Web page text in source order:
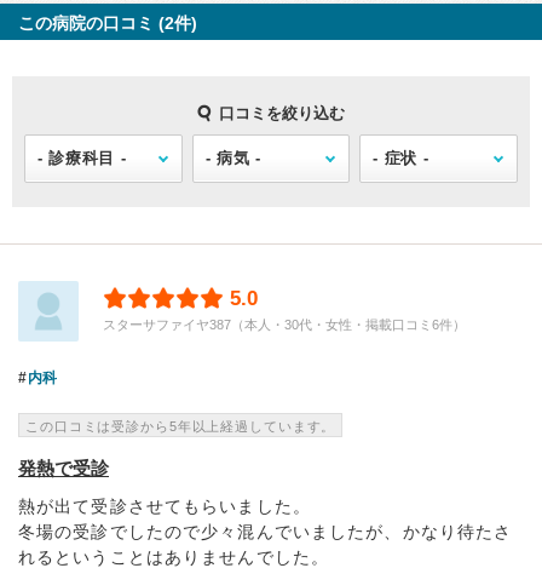
この病院の口コミ (2件)
口コミを絞り込む
5.0
スターサファイヤ387（本人・30代・女性・掲載口コミ6件）
内科
この口コミは受診から5年以上経過しています。
発熱で受診
熱が出て受診させてもらいました。
冬場の受診でしたので少々混んでいましたが、かなり待たさ
れるということはありませんでした。